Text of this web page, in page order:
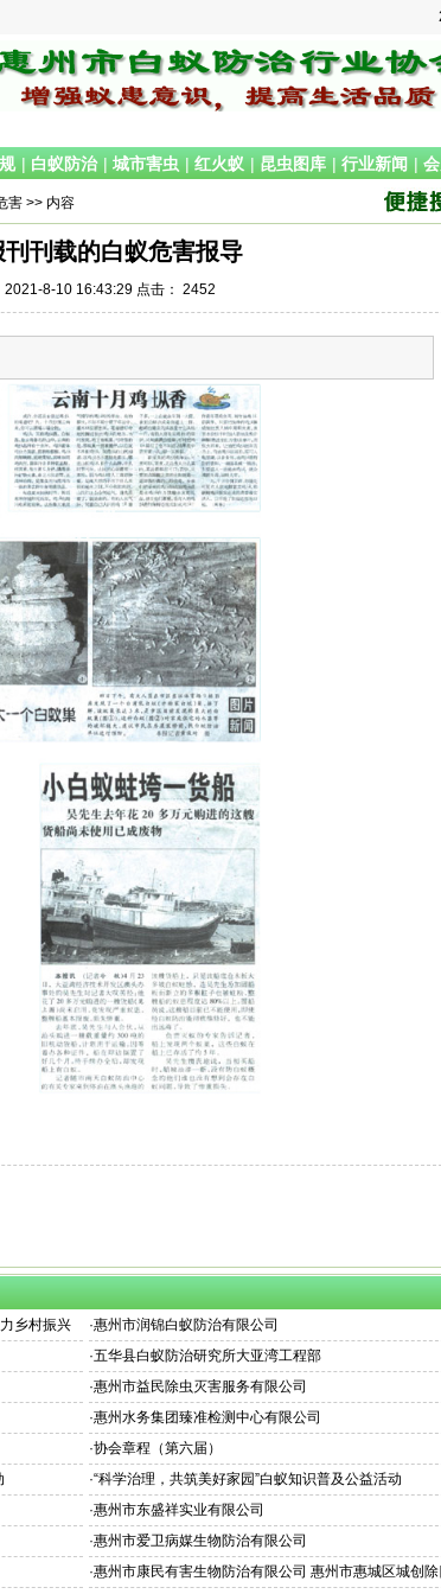
| 白蚁防治 | 城市害虫 | 红火蚁 | 昆虫图库 | 行业新闻 |
害 >> 内容
刊刊载的白蚁危害报导
2021-8-10 16:43:29 点击： 2452
乡村振兴 ·惠州市润锦白蚁防治有限公司
·五华县白蚁防治研究所大亚湾工程部
·惠州市益民除虫灭害服务有限公司
·惠州水务集团臻准检测中心有限公司
·协会章程（第六届）
·“科学治理，共筑美好家园”白蚁知识普及公益活动
·惠州市东盛祥实业有限公司
·惠州市爱卫病媒生物防治有限公司
·惠州市康民有害生物防治有限公司 惠州市惠城区城创除